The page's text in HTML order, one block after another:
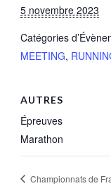
5 novembre 2023
Catégories
MEETING,
AUTRES
Épreuves
Marathon
Championnats de